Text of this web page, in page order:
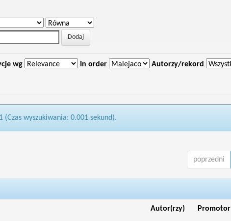
wg In order Autorzy/rekord
(Czas wyszukiwania: 0.001 sekund).
poprzedni
Autor(rzy) Promotor